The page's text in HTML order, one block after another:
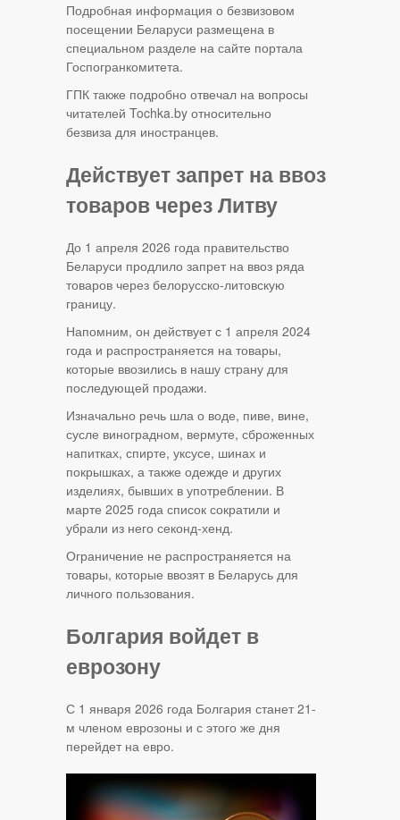
Подробная информация о безвизовом
посещении Беларуси размещена в
специальном разделе на сайте портала
Госпогранкомитета.
ГПК также подробно отвечал на вопросы
читателей Tochka.by относительно
безвиза для иностранцев.
Действует запрет на ввоз
товаров через Литву
До 1 апреля 2026 года правительство
Беларуси продлило запрет на ввоз ряда
товаров через белорусско-литовскую
границу.
Напомним, он действует с 1 апреля 2024
года и распространяется на товары,
которые ввозились в нашу страну для
последующей продажи.
Изначально речь шла о воде, пиве, вине,
сусле виноградном, вермуте, сброженных
напитках, спирте, уксусе, шинах и
покрышках, а также одежде и других
изделиях, бывших в употреблении. В
марте 2025 года список сократили и
убрали из него секонд-хенд.
Ограничение не распространяется на
товары, которые ввозят в Беларусь для
личного пользования.
Болгария войдет в
еврозону
С 1 января 2026 года Болгария станет 21-
м членом еврозоны и с этого же дня
перейдет на евро.